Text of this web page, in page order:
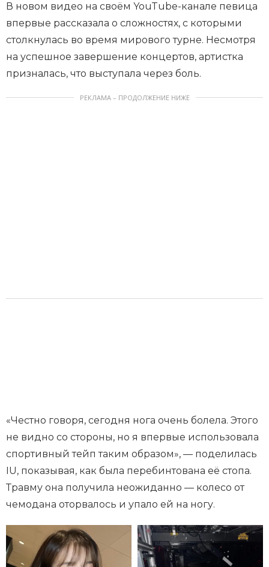
В новом видео на своём YouTube-канале певица
впервые рассказала о сложностях, с которыми
столкнулась во время мирового турне. Несмотря
на успешное завершение концертов, артистка
призналась, что выступала через боль.
РЕКЛАМА – ПРОДОЛЖЕНИЕ НИЖЕ
«Честно говоря, сегодня нога очень болела. Этого
не видно со стороны, но я впервые использовала
спортивный тейп таким образом», — поделилась
IU, показывая, как была перебинтована её стопа.
Травму она получила неожиданно — колесо от
чемодана оторвалось и упало ей на ногу.